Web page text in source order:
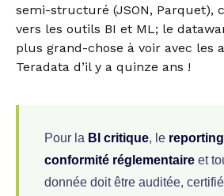
semi-structuré (JSON, Parquet),
vers les outils BI et ML; le
plus grand-chose à voir avec les
Teradata d’il y a quinze ans !
Pour la BI critique, le
conformité réglementaire et
donnée doit être auditée,